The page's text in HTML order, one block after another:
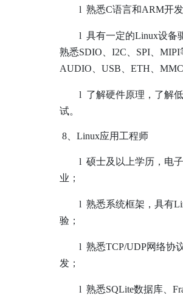
l 熟悉C语言和ARM开发
l 具有一定的Linux设备
熟悉SDIO、I2C、SPI、
AUDIO、USB、ETH、
l 了解硬件原理，了解
试。
8 、Linux应用工程师
l 硕士及以上学历，电
业；
l 熟悉系统框架，具有
验；
l 熟悉TCP/UDP网络协
发；
l 熟悉SQLite数据库、